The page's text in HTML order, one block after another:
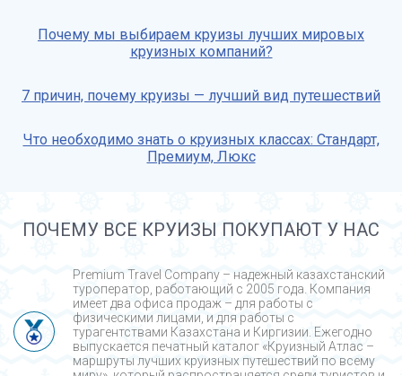
Почему мы выбираем круизы лучших мировых
круизных компаний?
7 причин, почему круизы — лучший вид путешествий
Что необходимо знать о круизных классах: Стандарт,
Премиум, Люкс
ПОЧЕМУ ВСЕ КРУИЗЫ ПОКУПАЮТ У НАС
Premium Travel Company – надежный казахстанский
туроператор, работающий с 2005 года. Компания
имеет два офиса продаж – для работы с
физическими лицами, и для работы с
турагентствами Казахстана и Киргизии. Ежегодно
выпускается печатный каталог «Круизный Атлас –
маршруты лучших круизных путешествий по всему